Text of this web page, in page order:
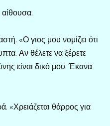
«Ο γιος μου νομίζει ότι
Αν θέλετε να ξέρετε
είναι δικό μου. Έκανα
«Χρειάζεται θάρρος για